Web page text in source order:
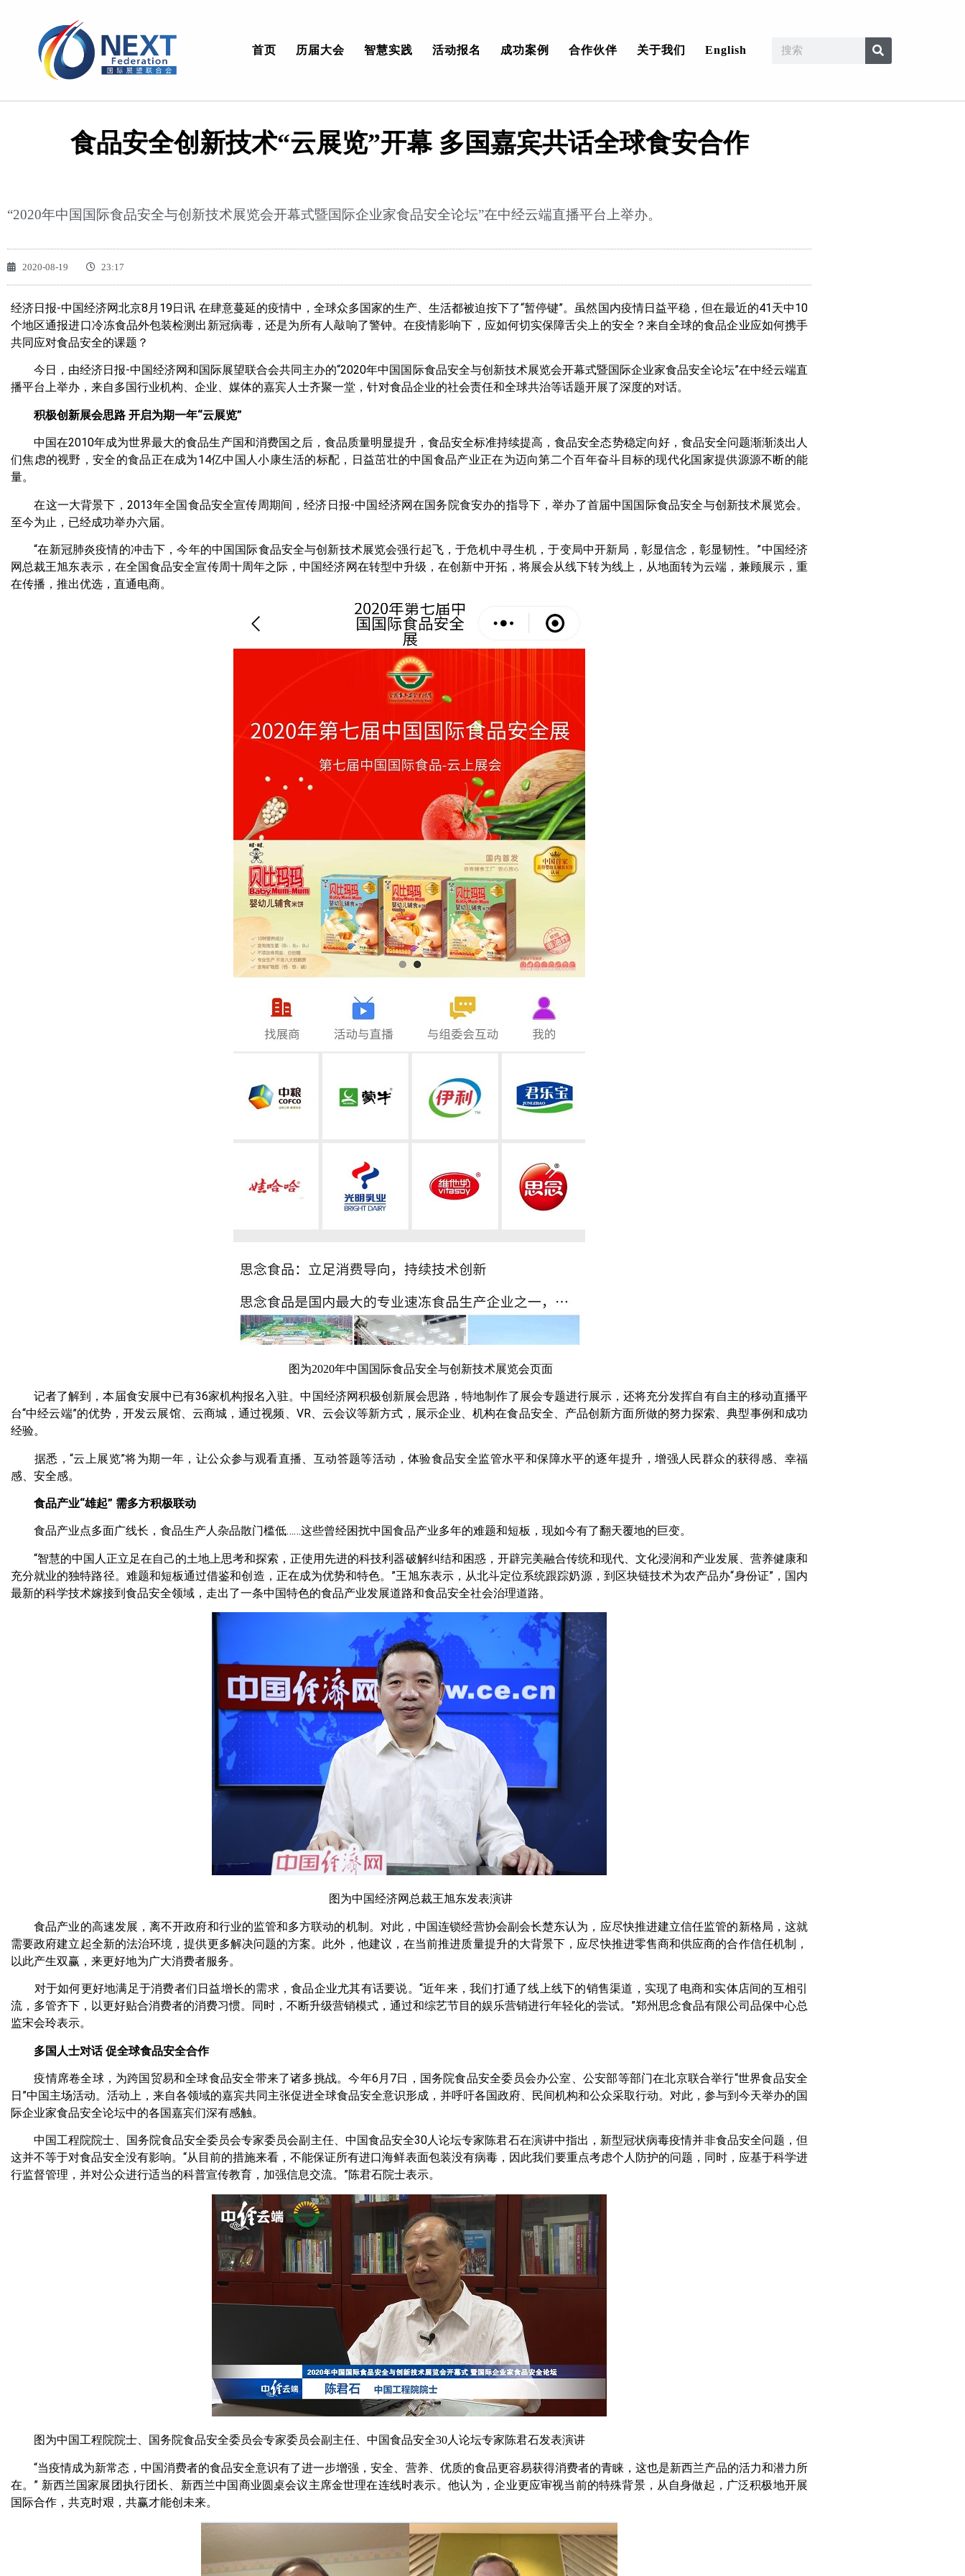
首页 历届大会 智慧实践 活动报名 成功案例 合作伙伴 关于我们 English
食品安全创新技术“云展览”开幕 多国嘉宾共话全球食安合作
“2020年中国国际食品安全与创新技术展览会开幕式暨国际企业家食品安全论坛”在中经云端直播平台上举办。
2020-08-19 23:17
经济日报-中国经济网北京8月19日讯 在肆意蔓延的疫情中，全球众多国家的生产、生活都被迫按下了“暂停键”。虽然国内疫情日益平稳，但在最近的41天中10
个地区通报进口冷冻食品外包装检测出新冠病毒，还是为所有人敲响了警钟。在疫情影响下，应如何切实保障舌尖上的安全？来自全球的食品企业应如何携手
共同应对食品安全的课题？
今日，由经济日报-中国经济网和国际展望联合会共同主办的“2020年中国国际食品安全与创新技术展览会开幕式暨国际企业家食品安全论坛”在中经云端直
播平台上举办，来自多国行业机构、企业、媒体的嘉宾人士齐聚一堂，针对食品企业的社会责任和全球共治等话题开展了深度的对话。
积极创新展会思路 开启为期一年“云展览”
中国在2010年成为世界最大的食品生产国和消费国之后，食品质量明显提升，食品安全标准持续提高，食品安全态势稳定向好，食品安全问题渐渐淡出人
们焦虑的视野，安全的食品正在成为14亿中国人小康生活的标配，日益茁壮的中国食品产业正在为迈向第二个百年奋斗目标的现代化国家提供源源不断的能
量。
在这一大背景下，2013年全国食品安全宣传周期间，经济日报-中国经济网在国务院食安办的指导下，举办了首届中国国际食品安全与创新技术展览会。
至今为止，已经成功举办六届。
“在新冠肺炎疫情的冲击下，今年的中国国际食品安全与创新技术展览会强行起飞，于危机中寻生机，于变局中开新局，彰显信念，彰显韧性。”中国经济
网总裁王旭东表示，在全国食品安全宣传周十周年之际，中国经济网在转型中升级，在创新中开拓，将展会从线下转为线上，从地面转为云端，兼顾展示，重
在传播，推出优选，直通电商。
图为2020年中国国际食品安全与创新技术展览会页面
记者了解到，本届食安展中已有36家机构报名入驻。中国经济网积极创新展会思路，特地制作了展会专题进行展示，还将充分发挥自有自主的移动直播平
台“中经云端”的优势，开发云展馆、云商城，通过视频、VR、云会议等新方式，展示企业、机构在食品安全、产品创新方面所做的努力探索、典型事例和成功
经验。
据悉，“云上展览”将为期一年，让公众参与观看直播、互动答题等活动，体验食品安全监管水平和保障水平的逐年提升，增强人民群众的获得感、幸福
感、安全感。
食品产业“雄起” 需多方积极联动
食品产业点多面广线长，食品生产人杂品散门槛低……这些曾经困扰中国食品产业多年的难题和短板，现如今有了翻天覆地的巨变。
“智慧的中国人正立足在自己的土地上思考和探索，正使用先进的科技利器破解纠结和困惑，开辟完美融合传统和现代、文化浸润和产业发展、营养健康和
充分就业的独特路径。难题和短板通过借鉴和创造，正在成为优势和特色。”王旭东表示，从北斗定位系统跟踪奶源，到区块链技术为农产品办“身份证”，国内
最新的科学技术嫁接到食品安全领域，走出了一条中国特色的食品产业发展道路和食品安全社会治理道路。
图为中国经济网总裁王旭东发表演讲
食品产业的高速发展，离不开政府和行业的监管和多方联动的机制。对此，中国连锁经营协会副会长楚东认为，应尽快推进建立信任监管的新格局，这就
需要政府建立起全新的法治环境，提供更多解决问题的方案。此外，他建议，在当前推进质量提升的大背景下，应尽快推进零售商和供应商的合作信任机制，
以此产生双赢，来更好地为广大消费者服务。
对于如何更好地满足于消费者们日益增长的需求，食品企业尤其有话要说。“近年来，我们打通了线上线下的销售渠道，实现了电商和实体店间的互相引
流，多管齐下，以更好贴合消费者的消费习惯。同时，不断升级营销模式，通过和综艺节目的娱乐营销进行年轻化的尝试。”郑州思念食品有限公司品保中心总
监宋会玲表示。
多国人士对话 促全球食品安全合作
疫情席卷全球，为跨国贸易和全球食品安全带来了诸多挑战。今年6月7日，国务院食品安全委员会办公室、公安部等部门在北京联合举行“世界食品安全
日”中国主场活动。活动上，来自各领域的嘉宾共同主张促进全球食品安全意识形成，并呼吁各国政府、民间机构和公众采取行动。对此，参与到今天举办的国
际企业家食品安全论坛中的各国嘉宾们深有感触。
中国工程院院士、国务院食品安全委员会专家委员会副主任、中国食品安全30人论坛专家陈君石在演讲中指出，新型冠状病毒疫情并非食品安全问题，但
这并不等于对食品安全没有影响。“从目前的措施来看，不能保证所有进口海鲜表面包装没有病毒，因此我们要重点考虑个人防护的问题，同时，应基于科学进
行监督管理，并对公众进行适当的科普宣传教育，加强信息交流。”陈君石院士表示。
图为中国工程院院士、国务院食品安全委员会专家委员会副主任、中国食品安全30人论坛专家陈君石发表演讲
“当疫情成为新常态，中国消费者的食品安全意识有了进一步增强，安全、营养、优质的食品更容易获得消费者的青睐，这也是新西兰产品的活力和潜力所
在。” 新西兰国家展团执行团长、新西兰中国商业圆桌会议主席金世理在连线时表示。他认为，企业更应审视当前的特殊背景，从自身做起，广泛积极地开展
国际合作，共克时艰，共赢才能创未来。